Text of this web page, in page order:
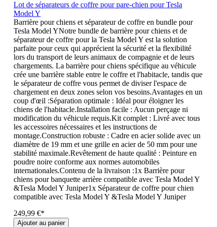
Lot de séparateurs de coffre pour pare-chien pour Tesla
Model Y
Barrière pour chiens et séparateur de coffre en bundle pour
Tesla Model YNotre bundle de barrière pour chiens et de
séparateur de coffre pour la Tesla Model Y est la solution
parfaite pour ceux qui apprécient la sécurité et la flexibilité
lors du transport de leurs animaux de compagnie et de leurs
chargements. La barrière pour chiens spécifique au véhicule
crée une barrière stable entre le coffre et l'habitacle, tandis que
le séparateur de coffre vous permet de diviser l'espace de
chargement en deux zones selon vos besoins.Avantages en un
coup d'œil :Séparation optimale : Idéal pour éloigner les
chiens de l'habitacle.Installation facile : Aucun perçage ni
modification du véhicule requis.Kit complet : Livré avec tous
les accessoires nécessaires et les instructions de
montage.Construction robuste : Cadre en acier solide avec un
diamètre de 19 mm et une grille en acier de 50 mm pour une
stabilité maximale.Revêtement de haute qualité : Peinture en
poudre noire conforme aux normes automobiles
internationales.Contenu de la livraison :1x Barrière pour
chiens pour banquette arrière compatible avec Tesla Model Y
&Tesla Model Y Juniper1x Séparateur de coffre pour chien
compatible avec Tesla Model Y &Tesla Model Y Juniper
249,99 €*
Ajouter au panier